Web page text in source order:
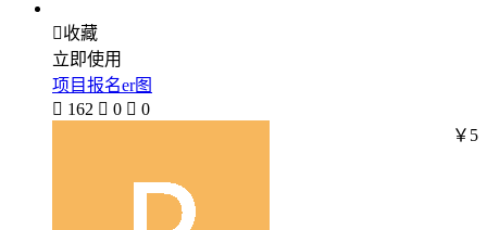
收藏
立即使用
项目报名er图
 162  0  0
￥5